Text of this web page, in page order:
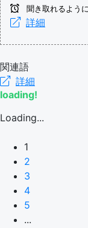
聞き取れるよう
詳細
関連語
詳細
loading!
Loading...
1
2
3
4
5
...